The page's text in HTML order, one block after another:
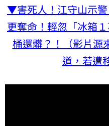
▼害死人！江守山示
更奪命！輕忽「冰箱
桶還髒？！（影片源
道，若遭